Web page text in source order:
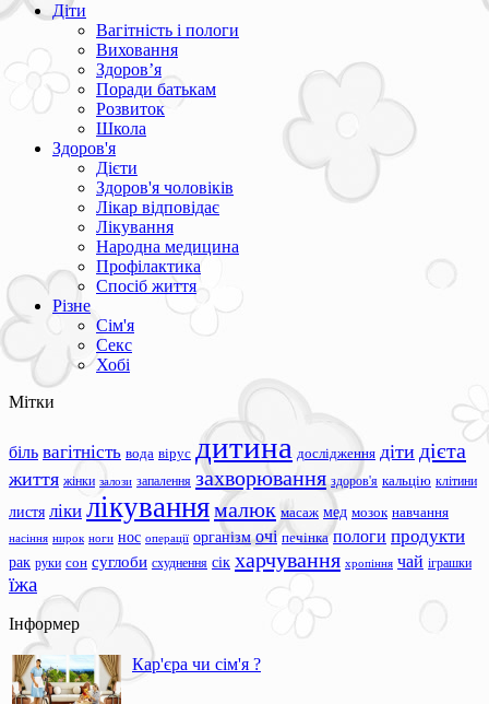
Діти
Вагітність і пологи
Виховання
Здоров’я
Поради батькам
Розвиток
Школа
Здоров'я
Дієти
Здоров'я чоловіків
Лікар відповідає
Лікування
Народна медицина
Профілактика
Спосіб життя
Різне
Сім'я
Секс
Хобі
Мітки
біль вагітність вода вірус дитина дослідження діти дієта
життя жінки залози запалення захворювання здоров'я кальцію клітини
листя ліки лікуваннямалюк масаж мед мозок навчання
насіння нирок ноги нос операції організм очі печінка пологи продукти
рак руки сон суглоби схуднення сік харчування хропіння чай іграшки
їжа
Інформер
Кар'єра чи сім'я ?